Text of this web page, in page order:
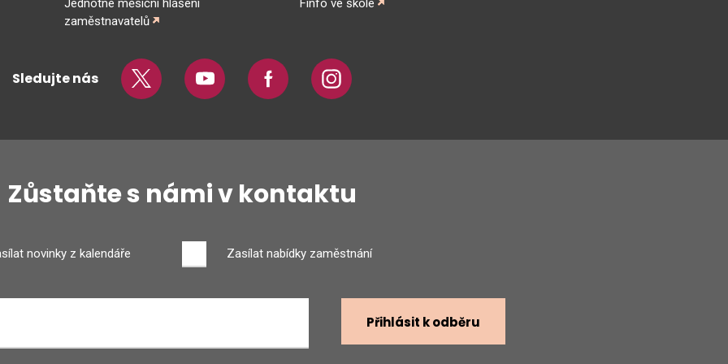
Jednotné měsíční hlášení
zaměstnavatelů
Finfo ve škole
Sledujte nás Twitter Youtube Facebook Instagram
Zůstaňte s námi v kontaktu
novinky z kalendáře Zasílat nabídky zaměstnání
Přihlásit k odběru